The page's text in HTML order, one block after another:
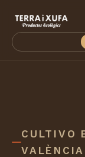
CULTIVO
VALÈNCIA